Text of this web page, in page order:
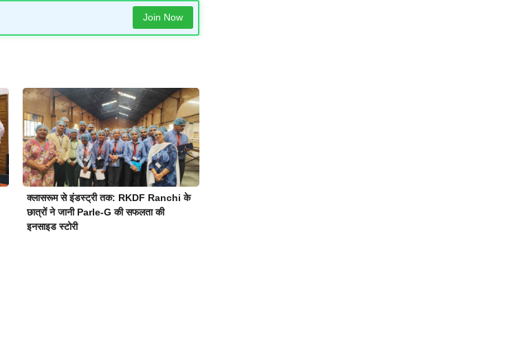
Join Now
क्लासरूम से इंडस्ट्री तक: RKDF Ranchi के
छात्रों ने जानी Parle-G की सफलता की
इनसाइड स्टोरी